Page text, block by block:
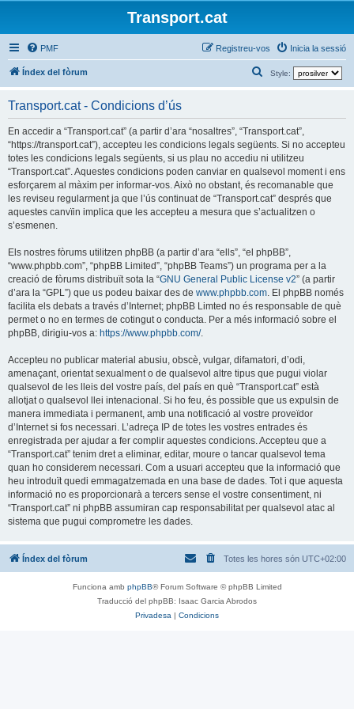
Transport.cat
PMF Inicia la sessió
Registreu-vos
Índex del fòrum Style:
e
c
a
Transport.cat - Condicions d’ús
En accedir a “Transport.cat” (a partir d’ara “nosaltres”, “Transport.cat”,
“https://transport.cat”), accepteu les condicions legals següents. Si no accepteu
totes les condicions legals següents, si us plau no accediu ni utilitzeu
“Transport.cat”. Aquestes condicions poden canviar en qualsevol moment i ens
esforçarem al màxim per informar-vos. Això no obstant, és recomanable que
les reviseu regularment ja que l’ús continuat de “Transport.cat” després que
aquestes canvïin implica que les accepteu a mesura que s’actualitzen o
s’esmenen.
Els nostres fòrums utilitzen phpBB (a partir d’ara “ells”, “el phpBB”,
“www.phpbb.com”, “phpBB Limited”, “phpBB Teams”) un programa per a la
creació de fòrums distribuït sota la “GNU General Public License v2” (a partir
d’ara la “GPL”) que us podeu baixar des de www.phpbb.com . El phpBB només
facilita els debats a través d’Internet; phpBB Limted no és responsable de què
permet o no en termes de cotingut o conducta. Per a més informació sobre el
phpBB, dirigiu-vos a: https://www.phpbb.com/.
Accepteu no publicar material abusiu, obscè, vulgar, difamatori, d’odi,
amenaçant, orientat sexualment o de qualsevol altre tipus que pugui violar
qualsevol de les lleis del vostre país, del país en què “Transport.cat” està
allotjat o qualsevol llei intenacional. Si ho feu, és possible que us expulsin de
manera immediata i permanent, amb una notificació al vostre proveïdor
d’Internet si fos necessari. L’adreça IP de totes les vostres entrades és
enregistrada per ajudar a fer complir aquestes condicions. Accepteu que a
“Transport.cat” tenim dret a eliminar, editar, moure o tancar qualsevol tema
quan ho considerem necessari. Com a usuari accepteu que la informació que
heu introduït quedi emmagatzemada en una base de dades. Tot i que aquesta
informació no es proporcionarà a tercers sense el vostre consentiment, ni
“Transport.cat” ni phpBB assumiran cap responsabilitat per qualsevol atac al
sistema que pugui comprometre les dades.
Índex del fòrum Totes les hores són UTC+02:00
Funciona amb phpBB® Forum Software © phpBB Limited
Traducció del phpBB: Isaac Garcia Abrodos
Privadesa | Condicions